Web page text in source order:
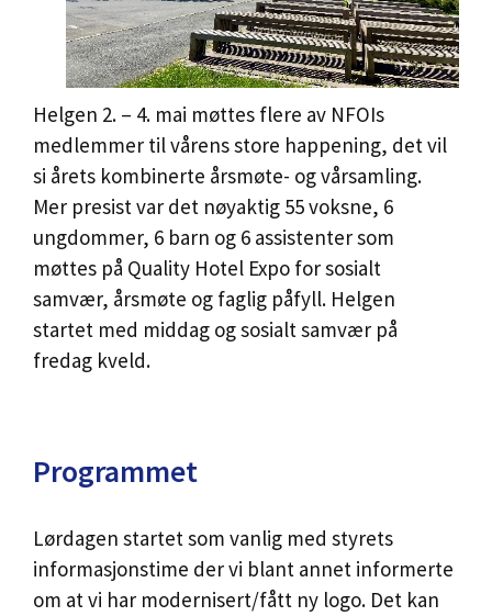
Helgen 2. – 4. mai møttes flere av NFOIs
medlemmer til vårens store happening, det vil
si årets kombinerte årsmøte- og vårsamling.
Mer presist var det nøyaktig 55 voksne, 6
ungdommer, 6 barn og 6 assistenter som
møttes på Quality Hotel Expo for sosialt
samvær, årsmøte og faglig påfyll. Helgen
startet med middag og sosialt samvær på
fredag kveld.
Programmet
Lørdagen startet som vanlig med styrets
informasjonstime der vi blant annet informerte
om at vi har modernisert/fått ny logo. Det kan